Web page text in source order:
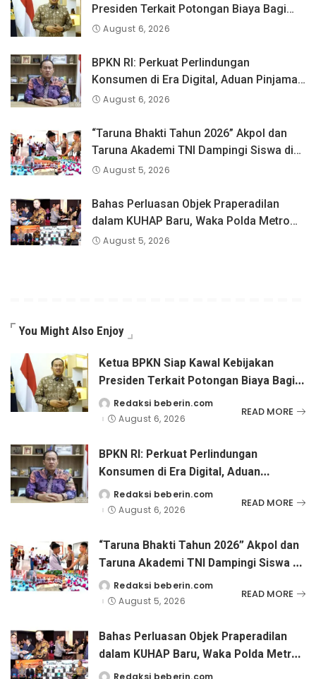
Presiden Terkait Potongan Biaya Bagi
Penyandang Disabilitas
August 6, 2026
BPKN RI: Perkuat Perlindungan
Konsumen di Era Digital, Aduan Pinjaman
Online Masih Menjadi Perhatian Serius
August 6, 2026
“Taruna Bhakti Tahun 2026” Akpol dan
Taruna Akademi TNI Dampingi Siswa di
73 Sekolah Rakyat
August 5, 2026
Bahas Perluasan Objek Praperadilan
dalam KUHAP Baru, Waka Polda Metro
Jaya Buka Seminar Hukum
August 5, 2026
You Might Also Enjoy
Ketua BPKN Siap Kawal Kebijakan
Presiden Terkait Potongan Biaya Bagi
Penyandang Disabilitas
Posted
by
Redaksi beberin.com
August 6, 2026
READ MORE
BPKN RI: Perkuat Perlindungan
Konsumen di Era Digital, Aduan
Pinjaman Online Masih Menjadi
Perhatian Serius
Posted
by
Redaksi beberin.com
August 6, 2026
READ MORE
“Taruna Bhakti Tahun 2026” Akpol dan
Taruna Akademi TNI Dampingi Siswa di
73 Sekolah Rakyat
Posted
by
Redaksi beberin.com
August 5, 2026
READ MORE
Bahas Perluasan Objek Praperadilan
dalam KUHAP Baru, Waka Polda Metro
Jaya Buka Seminar Hukum